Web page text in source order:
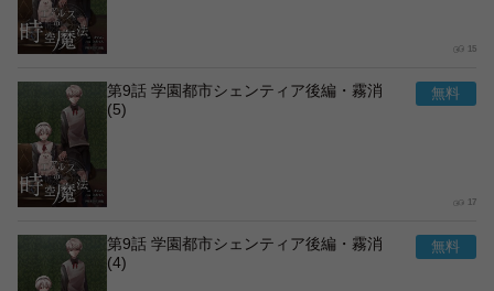
15
第9話 学園都市シェンティア後編・霧消
(5)
17
第9話 学園都市シェンティア後編・霧消
(4)